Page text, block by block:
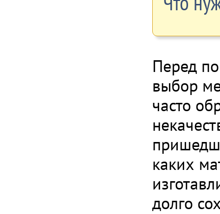
Перед
выбор
часто
каких
долго